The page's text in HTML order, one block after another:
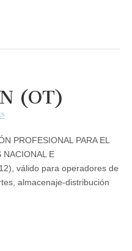
(OT)
PROFESIONAL PARA EL
NACIONAL E
válido para operadores de
almacenaje-distribución